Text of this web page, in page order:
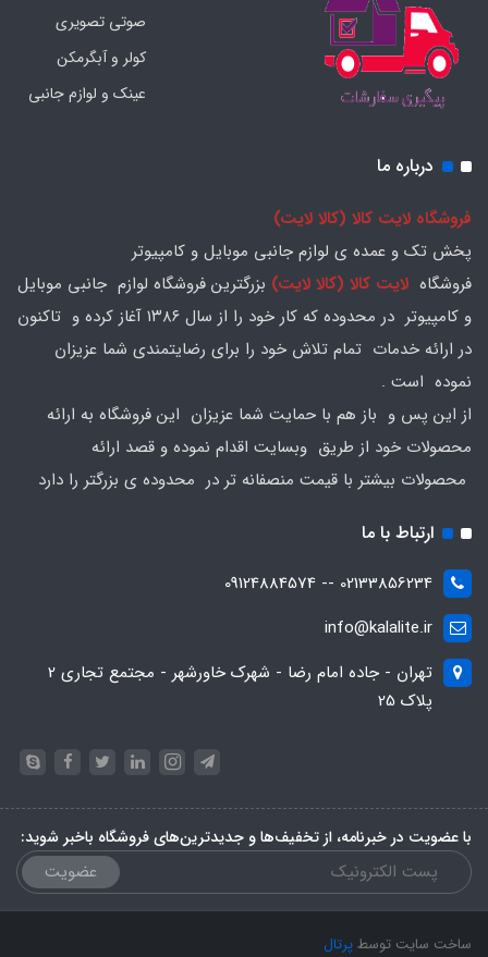
صوتی تصویری
کولر و آبگرمکن
عینک و لوازم جانبی
درباره ما
فروشگاه لایت کالا (کالا لایت)
پخش تک و عمده ی لوازم جانبی موبایل و کامپیوتر
فروشگاه لایت کالا (کالا لایت) بزرگترین فروشگاه لوازم جانبی موبایل
و کامپیوتر در محدوده که کار خود را از سال ۱۳۸۶ آغاز کرده و تاکنون
در ارائه خدمات تمام تلاش خود را برای رضایتمندی شما عزیزان
نموده است .
از این پس و باز هم با حمایت شما عزیزان این فروشگاه به ارائه
محصولات خود از طریق وبسایت اقدام نموده و قصد ارائه
محصولات بیشتر با قیمت منصفانه تر در محدوده ی بزرگتر را دارد
ارتباط با ما
02133856234 -- 09124884574
info@kalalite.ir
تهران - جاده امام رضا - شهرک خاورشهر - مجتمع تجاری 2
پلاک 25
با عضویت در خبرنامه، از تخفیف‌ها و جدیدترین‌های فروشگاه باخبر شوید:
عضویت
ساخت سایت توسطپرتال